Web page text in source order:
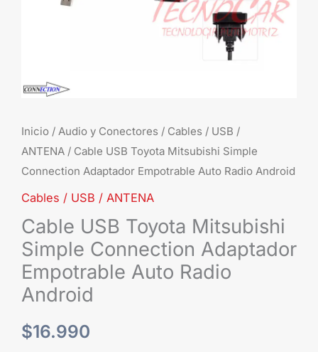
Inicio / Audio y Conectores / Cables / USB /
ANTENA / Cable USB Toyota Mitsubishi Simple
Connection Adaptador Empotrable Auto Radio Android
Cables / USB / ANTENA
Cable USB Toyota Mitsubishi
Simple Connection Adaptador
Empotrable Auto Radio
Android
$16.990